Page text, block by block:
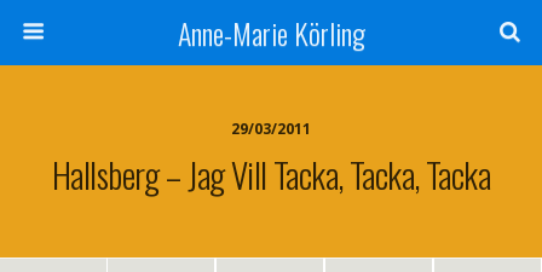
Anne-Marie Körling
29/03/2011
Hallsberg – Jag Vill Tacka, Tacka, Tacka